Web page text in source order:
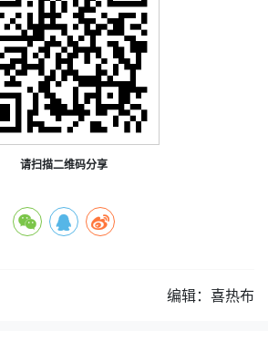
请扫描二维码分享
编辑：喜热布